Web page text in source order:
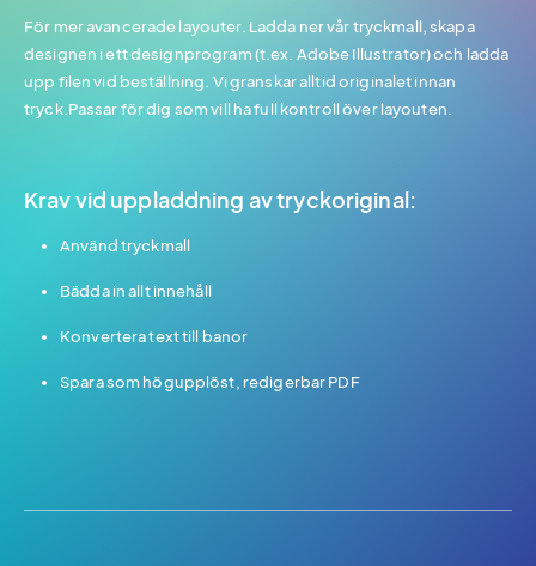
För mer avancerade layouter. Ladda ner vår tryckmall, skapa
designen i ett designprogram (t.ex. Adobe Illustrator) och ladda
upp filen vid beställning. Vi granskar alltid originalet innan
tryck.Passar för dig som vill ha full kontroll över layouten.
Krav vid uppladdning av tryckoriginal:
Använd tryckmall
Bädda in allt innehåll
Konvertera text till banor
Spara som högupplöst, redigerbar PDF